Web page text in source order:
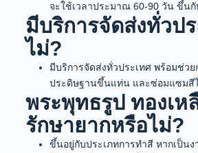
จะใช้เวลาประมาณ 60-90 วัน ขึ้น
มีบริการจัดส่งทั่วป
ไม่?
มีบริการจัดส่งทั่วประเทศ พร้อมช่ว
ประดิษฐานขึ้นแท่น และซ่อมแซมสี
พระพุทธรูป ทองเห
รักษายากหรือไม่?
ขึ้นอยู่กับประเภทการทำสี หากเป็น